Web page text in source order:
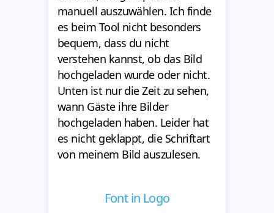
manuell auszuwählen. Ich finde
es beim Tool nicht besonders
bequem, dass du nicht
verstehen kannst, ob das Bild
hochgeladen wurde oder nicht.
Unten ist nur die Zeit zu sehen,
wann Gäste ihre Bilder
hochgeladen haben. Leider hat
es nicht geklappt, die Schriftart
von meinem Bild auszulesen.
Font in Logo